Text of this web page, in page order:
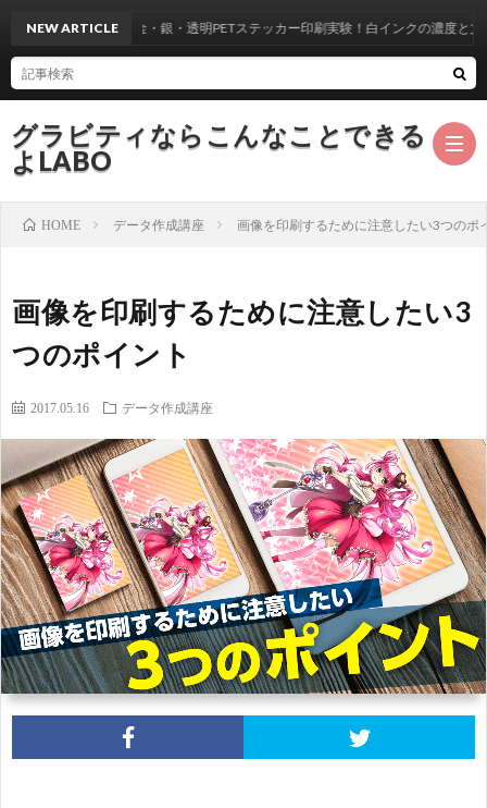
グラビティならこんなことできる
よLABO
NEW ARTICLE金・銀・透明PETステッカー印刷実験！白インクの濃度と文字サ
HOME データ作成講座 画像を印刷するために注意したい3つのポ
画像を印刷するために注意したい3
つのポイント
2017.05.16 データ作成講座